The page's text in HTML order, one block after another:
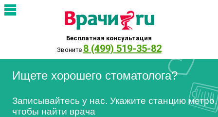
Бесплатная консультация
Звоните 8 (499) 519-35-82
Ищете хорошего стоматолога?
Записывайтесь у нас. Укажите станцию метро,
чтобы найти врача